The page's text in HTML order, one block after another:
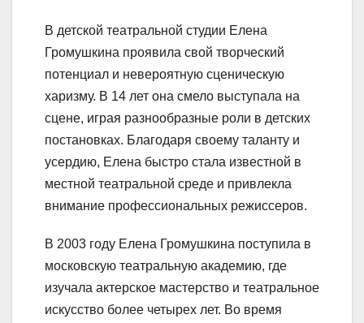
В детской театральной студии Елена
Громушкина проявила свой творческий
потенциал и невероятную сценическую
харизму. В 14 лет она смело выступала на
сцене, играя разнообразные роли в детских
постановках. Благодаря своему таланту и
усердию, Елена быстро стала известной в
местной театральной среде и привлекла
внимание профессиональных режиссеров.
В 2003 году Елена Громушкина поступила в
московскую театральную академию, где
изучала актерское мастерство и театральное
искусство более четырех лет. Во время